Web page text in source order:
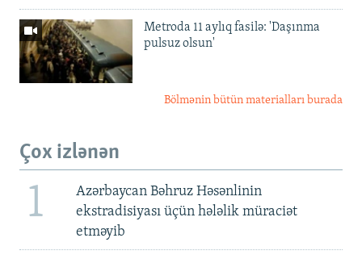
Metroda 11 aylıq fasilə: 'Daşınma
pulsuz olsun'
Bölmənin bütün materialları burada
Çox izlənən
1
Azərbaycan Bəhruz Həsənlinin
ekstradisiyası üçün hələlik müraciət
etməyib